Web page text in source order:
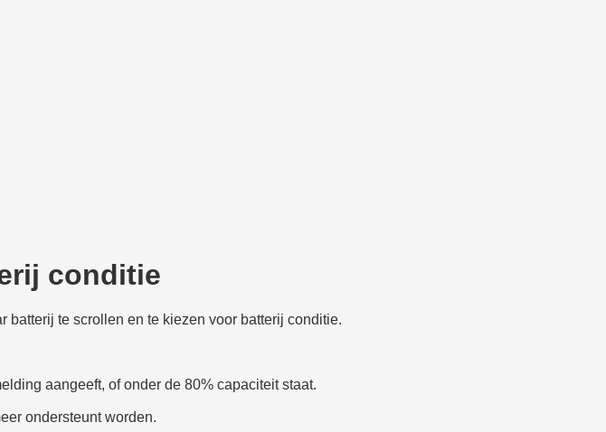
conditie
te scrollen en te kiezen voor batterij conditie.
aangeeft, of onder de 80% capaciteit staat.
ondersteunt worden.